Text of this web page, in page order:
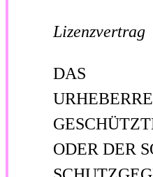
Lizenzvertrag
DAS
ODER DER